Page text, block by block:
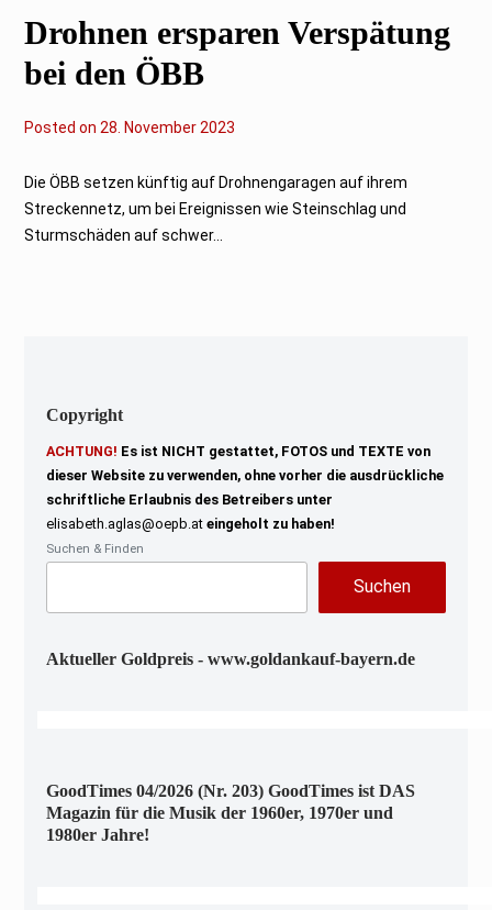
2
3
Drohnen ersparen Verspätung
bei den ÖBB
Posted on 2
N
v
e
28. November 2023
Die ÖBB setzen künftig auf Drohnengaragen auf ihrem
Streckennetz, um bei Ereignissen wie Steinschlag und
Sturmschäden auf schwer...
Copyright
ACHTUNG! Es ist NICHT gestattet, FOTOS und TEXTE von
dieser Website zu verwenden, ohne vorher die ausdrückliche
schriftliche Erlaubnis des Betreibers unter
elisabeth.aglas@oepb.at eingeholt zu haben!
Suchen & Finden
Suchen
Aktueller Goldpreis - www.goldankauf-bayern.de
GoodTimes 04/2026 (Nr. 203) GoodTimes ist DAS
Magazin für die Musik der 1960er, 1970er und
1980er Jahre!